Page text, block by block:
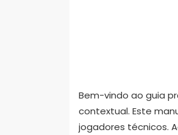
Bem-vindo ao guia
contextual. Este
jogadores técnicos.